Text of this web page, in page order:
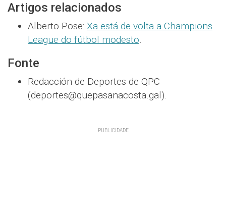
Artigos relacionados
Alberto Pose: Xa está de volta a Champions
League do fútbol modesto.
Fonte
Redacción de Deportes de QPC
(deportes@quepasanacosta.gal).